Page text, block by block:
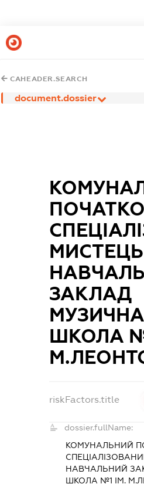
CAHEADER.SEARCH
document.dossier
ЗАКЛАД
МУЗИЧНА
ШКОЛА
riskFactors.title
dossier.fullName:
КОМУНАЛЬНИЙ
НАВЧАЛЬНИЙ
ШКОЛА №1 ІМ.